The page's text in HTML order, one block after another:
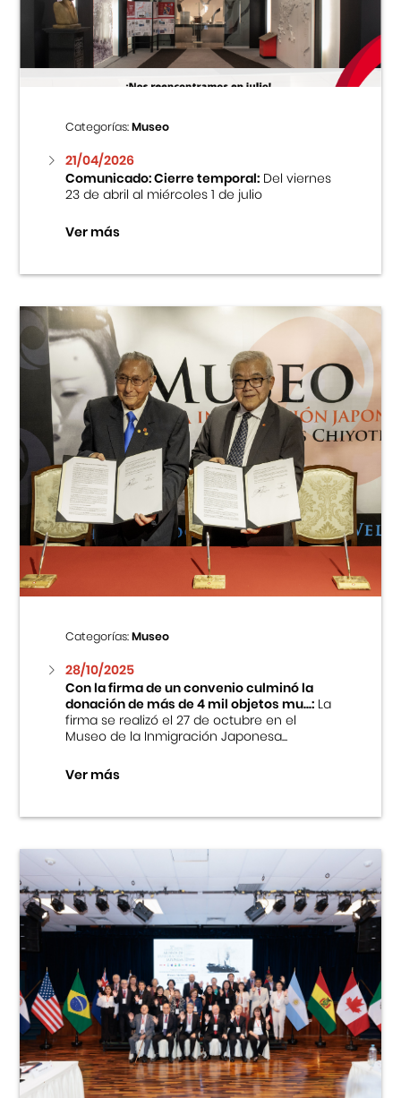
Centro Cultural Peruano Japonés
Museo de la Inmigración Japonesa
Fondo Editorial
Teatro Peruano Japonés
Categorías:Museo
21/04/2026
Comunicado: Cierre temporal:Del viernes
23 de abril al miércoles 1 de julio
Ver más
Categorías:Museo
28/10/2025
Con la firma de un convenio culminó la
donación de más de 4 mil objetos mu...:La
firma se realizó el 27 de octubre en el
Museo de la Inmigración Japonesa...
Ver más